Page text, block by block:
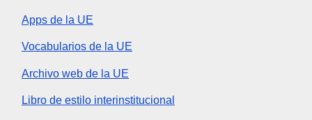
Apps de la UE
Vocabularios de la UE
Archivo web de la UE
Libro de estilo interinstitucional